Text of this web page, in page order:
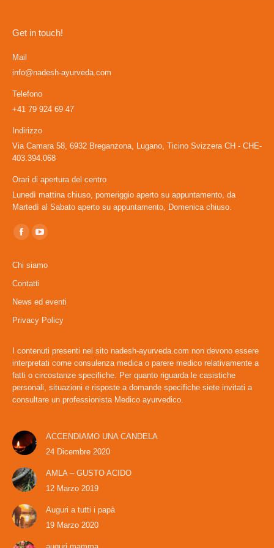
Get in touch!
Mail
info@nadesh-ayurveda.com
Telefono
+41 79 924 69 47
Indirizzo
Via Camara 58, 6932 Breganzona, Lugano, Ticino Svizzera CH - CHE-
403.394.068
Orari di apertura del centro
Lunedì mattina chiuso, pomeriggio aperto su appuntamento, da
Martedì al Sabato aperto su appuntamento, Domenica chiuso.
Ci puoi trovare su:
Facebook
opens
in
new
window
YouTube
opens
in
new
window
Chi siamo
Contatti
News ed eventi
Privacy Policy
I contenuti presenti nel sito nadesh-ayurveda.com non devono essere
interpretati come consulenza medica o parere medico relativamente a
fatti o circostanze specifiche. Per quanto riguarda le casistiche
personali, situazioni e risposte a domande specifiche siete invitati a
consultare un professionista Medico ayurvedico.
ACCENDIAMO UNA CANDELA
24 Dicembre 2020
AMLA – GUSTO ACIDO
12 Marzo 2019
Auguri a tutti i papà
19 Marzo 2020